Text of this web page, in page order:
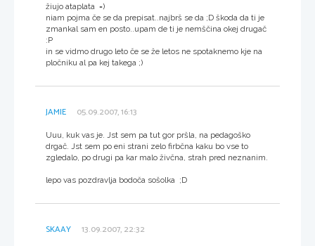
žiujo ataplata =)
niam pojma če se da prepisat..najbrš se da ;D škoda da ti je
zmankal sam en posto..upam de ti je nemščina okej drugač
:P
in se vidmo drugo leto če se že letos ne spotaknemo kje na
pločniku al pa kej takega ;)
JAMIE 05.09.2007, 16:13
Uuu, kuk vas je. Jst sem pa tut gor pršla, na pedagoško
drgač. Jst sem po eni strani zelo firbčna kaku bo vse to
zgledalo, po drugi pa kar malo živčna, strah pred neznanim.
lepo vas pozdravlja bodoča sošolka ;D
SKAAY 13.09.2007, 22:32